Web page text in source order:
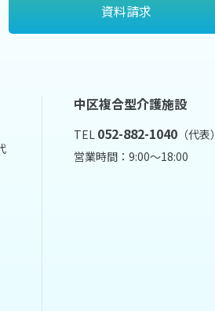
資料請求
中区複合型介護施設
TEL 052-882-1040 （代表）
営業時間：9:00～18:00